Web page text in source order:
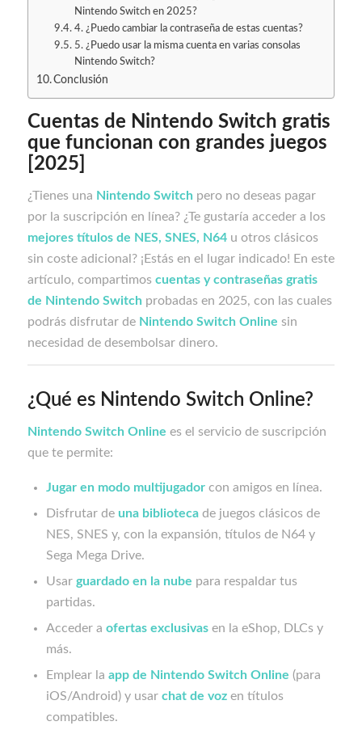
Nintendo Switch en 2025?
4. ¿Puedo cambiar la contraseña de estas cuentas?
5. ¿Puedo usar la misma cuenta en varias consolas
Nintendo Switch?
Conclusión
Cuentas de Nintendo Switch gratis
que funcionan con grandes juegos
[2025]
¿Tienes una Nintendo Switch pero no deseas pagar
por la suscripción en línea? ¿Te gustaría acceder a los
mejores títulos de NES, SNES, N64u otros clásicos
sin coste adicional? ¡Estás en el lugar indicado! En este
artículo, compartimos cuentas y contraseñas gratis
de Nintendo Switch probadas en 2025, con las cuales
podrás disfrutar de Nintendo Switch Online sin
necesidad de desembolsar dinero.
¿Qué es Nintendo Switch Online?
Nintendo Switch Online es el servicio de suscripción
que te permite:
Jugar en modo multijugadorcon amigos en línea.
Disfrutar de una bibliotecade juegos clásicos de
NES, SNES y, con la expansión, títulos de N64 y
Sega Mega Drive.
Usar guardado en la nube para respaldar tus
partidas.
Acceder a ofertas exclusivasen la eShop, DLCs y
más.
Emplear la app de Nintendo Switch Online (para
iOS/Android) y usar chat de vozen títulos
compatibles.